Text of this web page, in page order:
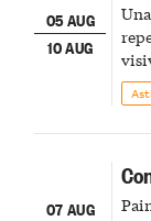
05 AUG
10 AUG
Asti
07 AUG